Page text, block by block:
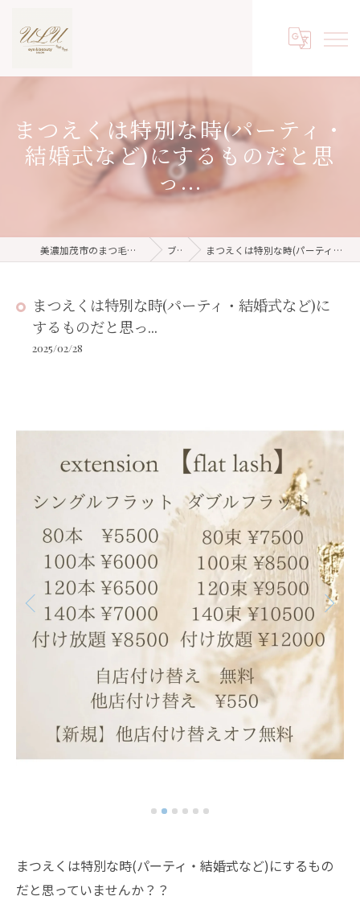
まつえくは特別な時(パーティ・
結婚式など)にするものだと思
っ...
美濃加茂市のまつ毛パーマならeyelash salon ulu ブログ まつえくは特別な時(パーティ・結婚式など)にするものだと思っ...
まつえくは特別な時(パーティ・結婚式など)に
するものだと思っ...
2025/02/28
まつえくは特別な時(パーティ・結婚式など)にするもの
だと思っていませんか？？